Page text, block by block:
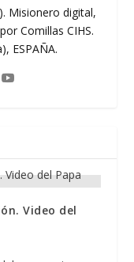
Misionero digital,
Comillas CIHS.
ESPAÑA.
Video del